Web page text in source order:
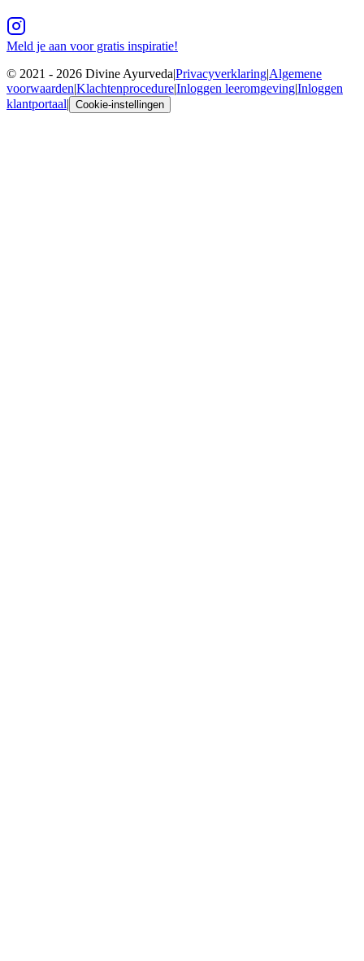
Meld je aan voor gratis inspiratie!
© 2021 - 2026 Divine Ayurveda|Privacyverklaring|Algemene
voorwaarden|Klachtenprocedure|Inloggen leeromgeving|Inloggen
klantportaal| Cookie-instellingen